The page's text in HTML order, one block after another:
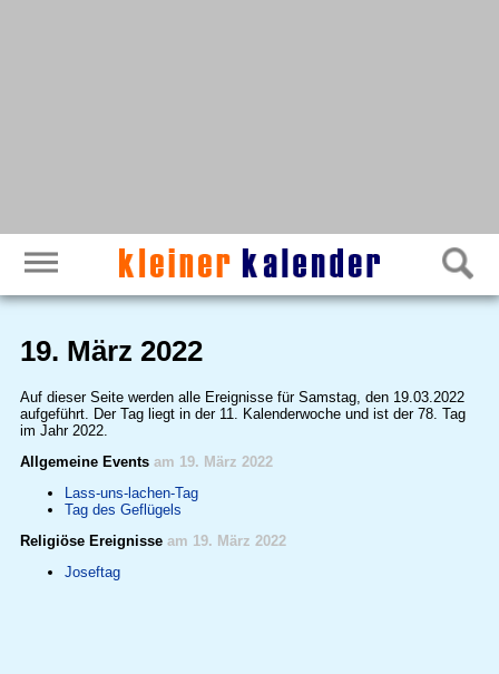
19. März 2022
Auf dieser Seite werden alle Ereignisse für Samstag, den 19.03.2022
aufgeführt. Der Tag liegt in der 11. Kalenderwoche und ist der 78. Tag
im Jahr 2022.
Allgemeine Events am 19. März 2022
Lass-uns-lachen-Tag
Tag des Geflügels
Religiöse Ereignisse am 19. März 2022
Joseftag